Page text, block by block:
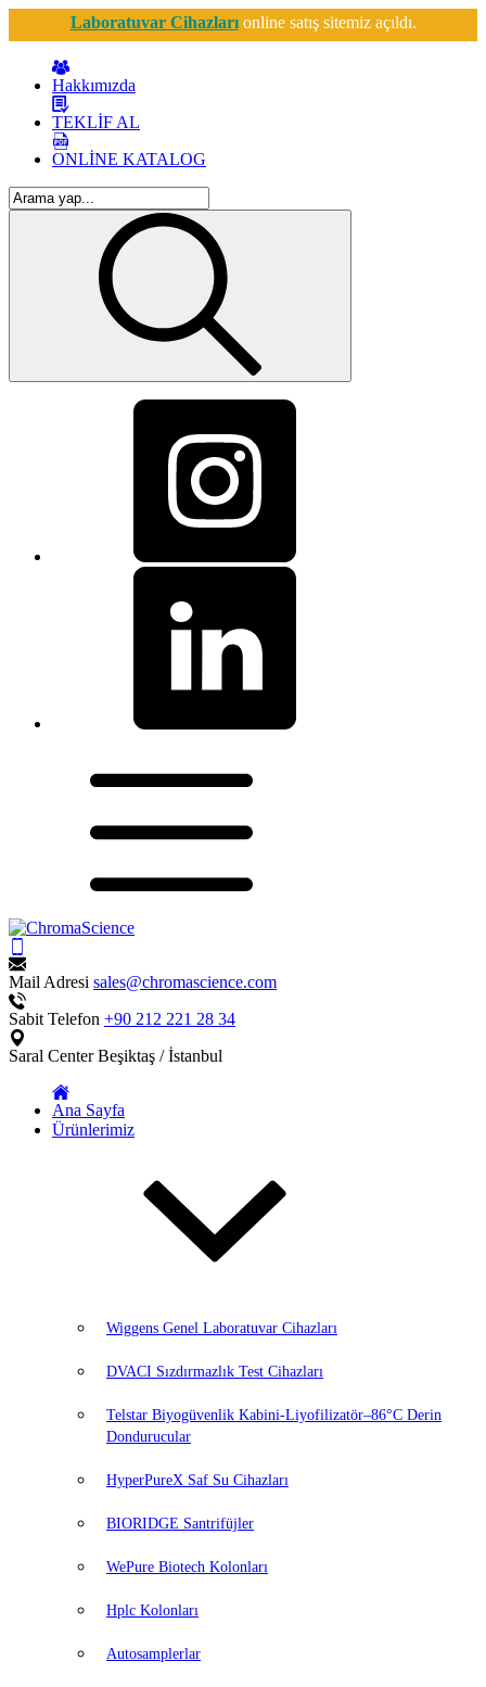
Laboratuvar Cihazlarıonline satış sitemiz açıldı.
Hakkımızda
TEKLİF AL
ONLİNE KATALOG
Mail Adresi sales@chromascience.com
Sabit Telefon +90 212 221 28 34
Saral CenterBeşiktaş / İstanbul
Ana Sayfa
Ürünlerimiz
Wiggens Genel Laboratuvar Cihazları
DVACI Sızdırmazlık Test Cihazları
Telstar Biyogüvenlik Kabini-Liyofilizatör–86°C Derin
Dondurucular
HyperPureX Saf Su Cihazları
BIORIDGE Santrifüjler
WePure Biotech Kolonları
Hplc Kolonları
Autosamplerlar